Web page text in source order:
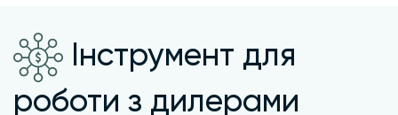
Інструмент для
роботи з дилерами